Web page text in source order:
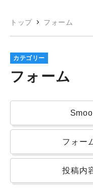
トップ フォーム
カテゴリー
フォーム
フォー
投稿内